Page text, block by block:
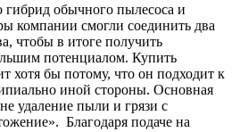
гибрид обычного пылесоса и
компании смогли соединить два
чтобы в итоге получить
потенциалом. Купить
хотя бы потому, что он подходит к
иной стороны. Основная
удаление пыли и грязи с
Благодаря подаче на